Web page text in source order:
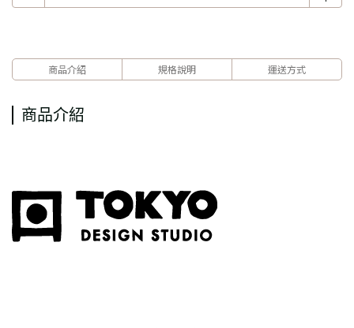
商品介紹 規格說明 運送方式
商品介紹